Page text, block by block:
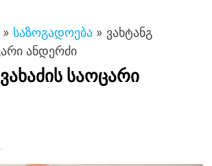
» საზოგადოება » ვახტანგ
ანდერძი
საოცარი